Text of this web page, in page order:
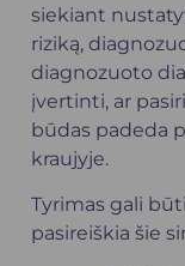
siekiant
riziką,
diagnozuoto
įvertinti, ar
būdas padeda
kraujyje.
Tyrimas gali
pasireiškia šie